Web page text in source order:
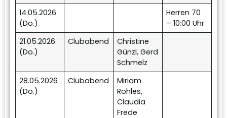
14.05.2026
(Do.)
Herren 70
– 10:00 Uhr
21.05.2026
(Do.)
Clubabend
Christine
Günzl, Gerd
Schmelz
28.05.2026
(Do.)
Clubabend
Miriam
Rohles,
Claudia
Frede